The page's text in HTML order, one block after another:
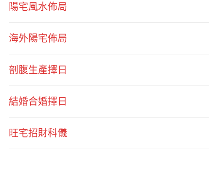
陽宅風水佈局
海外陽宅佈局
剖腹生產擇日
結婚合婚擇日
旺宅招財科儀